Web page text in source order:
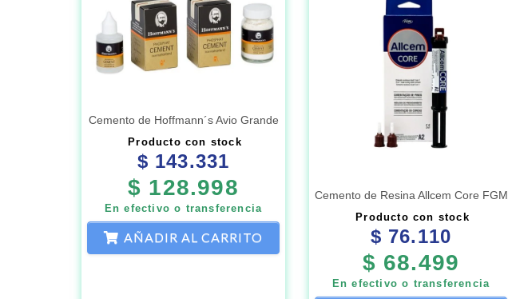
Cemento de Hoffmann´s Avio Grande
Producto con stock
$ 143.331
$ 128.998
En efectivo o transferencia
AÑADIR AL CARRITO
Cemento de Resina Allcem Core FGM
Producto con stock
$ 76.110
$ 68.499
En efectivo o transferencia